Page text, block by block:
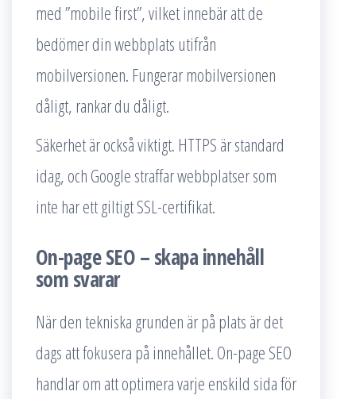
med ”mobile first”, vilket innebär att de
bedömer din webbplats utifrån
mobilversionen. Fungerar mobilversionen
dåligt, rankar du dåligt.
Säkerhet är också viktigt. HTTPS är standard
idag, och Google straffar webbplatser som
inte har ett giltigt SSL-certifikat.
On-page SEO – skapa innehåll
som svarar
När den tekniska grunden är på plats är det
dags att fokusera på innehållet. On-page SEO
handlar om att optimera varje enskild sida för